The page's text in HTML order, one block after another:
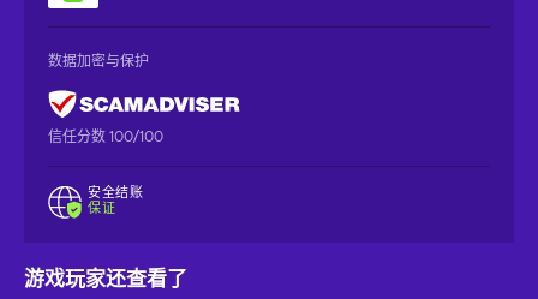
数据加密与保护
信任分数 100/100
安全结账
保证
游戏玩家还查看了